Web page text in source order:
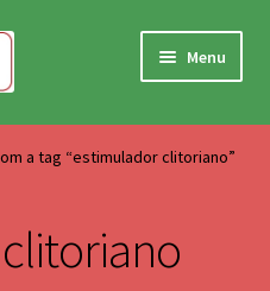
Menu
a tag “estimulador clitoriano”